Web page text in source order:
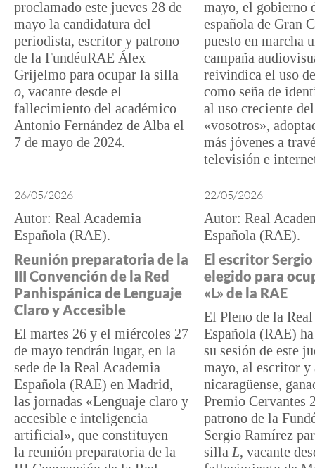
proclamado este jueves 28 de
mayo la candidatura del
periodista, escritor y patrono
de la FundéuRAE Álex
Grijelmo para ocupar la silla
o, vacante desde el
fallecimiento del académico
Antonio Fernández de Alba el
7 de mayo de 2024.
mayo, el gobierno
española de Gran
puesto en marcha
campaña
reivindica el uso
como seña de
al uso creciente del
«vosotros»,
más jóvenes a
televisión e
26/05/2026 |
Real Academia
Española (RAE)
Reunión preparatoria de la
III Convención de la Red
Panhispánica de Lenguaje
Claro y Accesible
El martes 26 y el miércoles 27
de mayo tendrán lugar, en la
sede de la Real Academia
Española (RAE) en Madrid,
las jornadas «Lenguaje claro y
accesible e inteligencia
artificial», que constituyen
la reunión preparatoria de la
22/05/2026 |
Real
Española (RAE)
El escritor
elegido para
«L» de la RAE
El Pleno de la
Española (RAE)
su sesión de este
mayo, al escritor y
nicaragüense,
Premio Cervantes
patrono de la
Sergio Ramírez
silla L, vacante